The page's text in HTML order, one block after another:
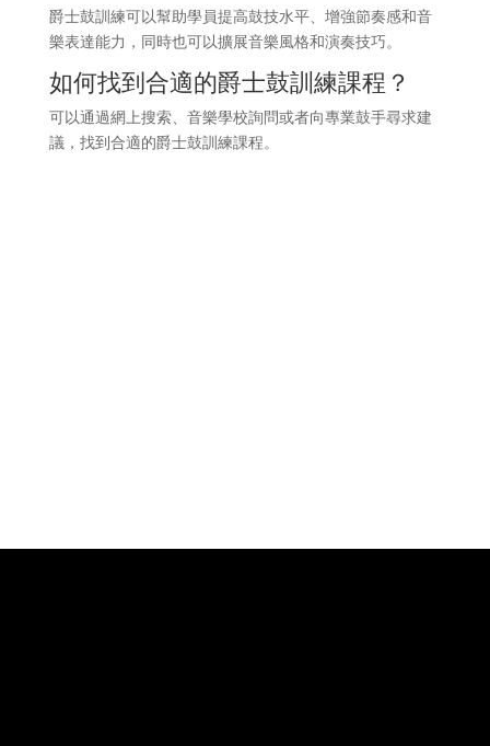
爵士鼓訓練可以幫助學員提高鼓技水平、增強節奏感和音
樂表達能力，同時也可以擴展音樂風格和演奏技巧。
如何找到合適的爵士鼓訓練課程？
可以通過網上搜索、音樂學校詢問或者向專業鼓手尋求建
議，找到合適的爵士鼓訓練課程。